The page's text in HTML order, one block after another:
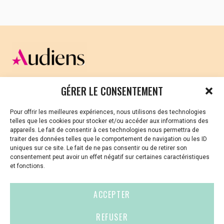
GÉRER LE CONSENTEMENT
Pour offrir les meilleures expériences, nous utilisons des technologies
telles que les cookies pour stocker et/ou accéder aux informations des
appareils. Le fait de consentir à ces technologies nous permettra de
traiter des données telles que le comportement de navigation ou les ID
uniques sur ce site. Le fait de ne pas consentir ou de retirer son
consentement peut avoir un effet négatif sur certaines caractéristiques
et fonctions.
ACCEPTER
REFUSER
CELLULE D’ÉCOUTE ET DE SOUTIEN PSYCHOLOGIQUE ET
Vous avez été témoin ou vous êtes victime de VSS ? Ou
vous êtes référent·es harcèlement en besoin de soutien
ou d’informations ?
01 87 20 30 90
violences-sexuelles-culture@audiens.org